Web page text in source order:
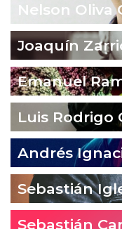
Nelson Oliva
Joaquín
Emanuel
Luis Rodrigo
Andrés
Sebastián
Sebastián